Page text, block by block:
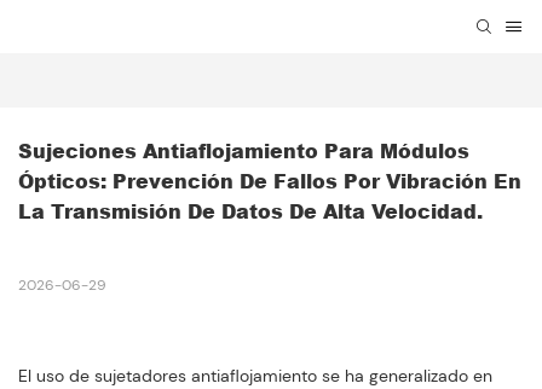
Sujeciones Antiaflojamiento Para Módulos
Ópticos: Prevención De Fallos Por Vibración En
La Transmisión De Datos De Alta Velocidad.
2026-06-29
El uso de sujetadores antiaflojamiento se ha generalizado en